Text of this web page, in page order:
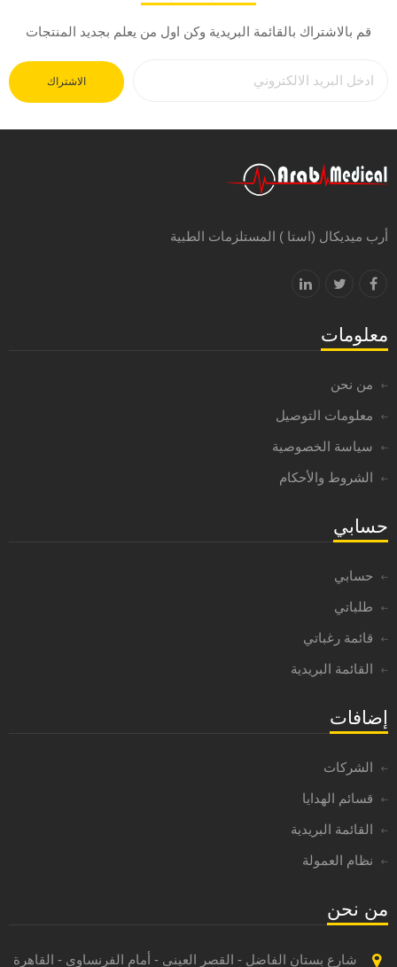
قم بالاشتراك بالقائمة البريدية وكن اول من يعلم بجديد المنتجات
الاشتراك
أرب ميديكال (استا ) المستلزمات الطبية
معلومات
من نحن
معلومات التوصيل
سياسة الخصوصية
الشروط والأحكام
حسابي
حسابي
طلباتي
قائمة رغباتي
القائمة البريدية
إضافات
الشركات
قسائم الهدايا
القائمة البريدية
نظام العمولة
من نحن
شارع بستان الفاضل - القصر العينى - أمام الفرنساوى - القاهرة